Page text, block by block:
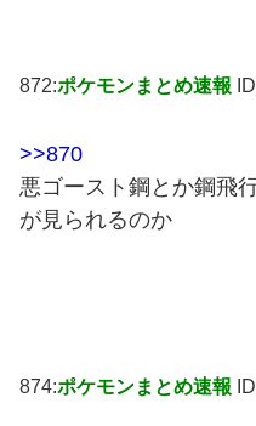
872:ポケモンまとめ速報
>>870
悪ゴースト鋼とか鋼飛
が見られるのか
874:ポケモンまとめ速報